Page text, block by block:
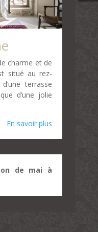
charme et de
situé au rez-
terrasse
d’une jolie
En savoir plus
de mai à